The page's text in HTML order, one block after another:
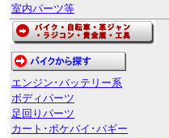
室内パーツ等
エンジン･バッテリー系
ボディパーツ
足回りパーツ
カート･ポケバイ･バギー